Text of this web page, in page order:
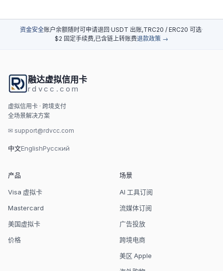
资金安全账户余额随时可申请退回 ·USDT 出账,TRC20 / ERC20 可选·
$2 固定手续费,已含链上转账费退款政策 →
融达虚拟信用卡
rdvcc.com
虚拟信用卡 · 跨境支付
全场景解决方案
✉ support@rdvcc.com
中文EnglishРусский
产品
Visa 虚拟卡
Mastercard
美国虚拟卡
价格
场景
AI 工具订阅
流媒体订阅
广告投放
跨境电商
美区 Apple